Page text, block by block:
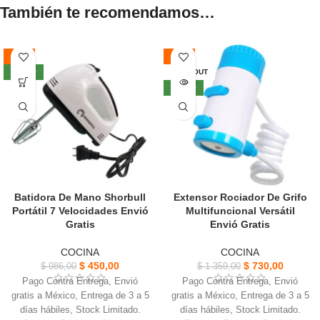
También te recomendamos…
-54%
NUEVO
Batidora De Mano Shorbull
Portátil 7 Velocidades Envió
Gratis
COCINA
$986,00 $ 450,00
Pago Contra Entrega, Envió
gratis a México, Entrega de 3 a 5
días hábiles, Stock Limitado.
-46%
SOLD OUT
NUEVO
Extensor Rociador De Grifo
Multifuncional Versátil
Envió Gratis
COCINA
$1.359,00 $730,00
Pago Contra Entrega, Envió
gratis a México, Entrega de 3 a 5
días hábiles, Stock Limitado.